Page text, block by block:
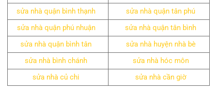
sửa nhà quận bình thạnh
sửa nhà quận tân phú
sửa nhà quận phú nhuận
sửa nhà quận tân bình
sửa nhà quận bình tân
sửa nhà huyện nhà bè
sửa nhà bình chánh
sửa nhà hóc môn
sửa nhà củ chi
sửa nhà cần giờ